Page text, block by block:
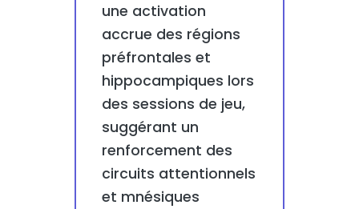
une activation
accrue des régions
préfrontales et
hippocampiques lors
des sessions de jeu,
suggérant un
renforcement des
circuits attentionnels
et mnésiques